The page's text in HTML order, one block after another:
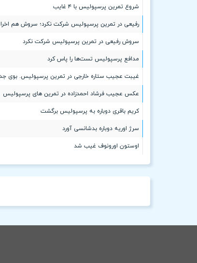
شروع تمرین پرسپولیس با ۴ غایب
رفیعی در تمرین پرسپولیس شرکت نکرد؛ سروش هم
سروش رفیعی در تمرین پرسپولیس شرکت نکرد
مدافع پرسپولیس تست‌ها را پاس کرد
غیبت عجیب ستاره خارجی در تمرین پرسپولیس. بوی
عکس عجیب فرشاد احمدزاده در تمرین های پرسپولیس
کریم باقری دوباره به پرسپولیس برگشت
سرژ اوریه دوباره بدشانسی آورد
اوستون اورونوف غیب شد